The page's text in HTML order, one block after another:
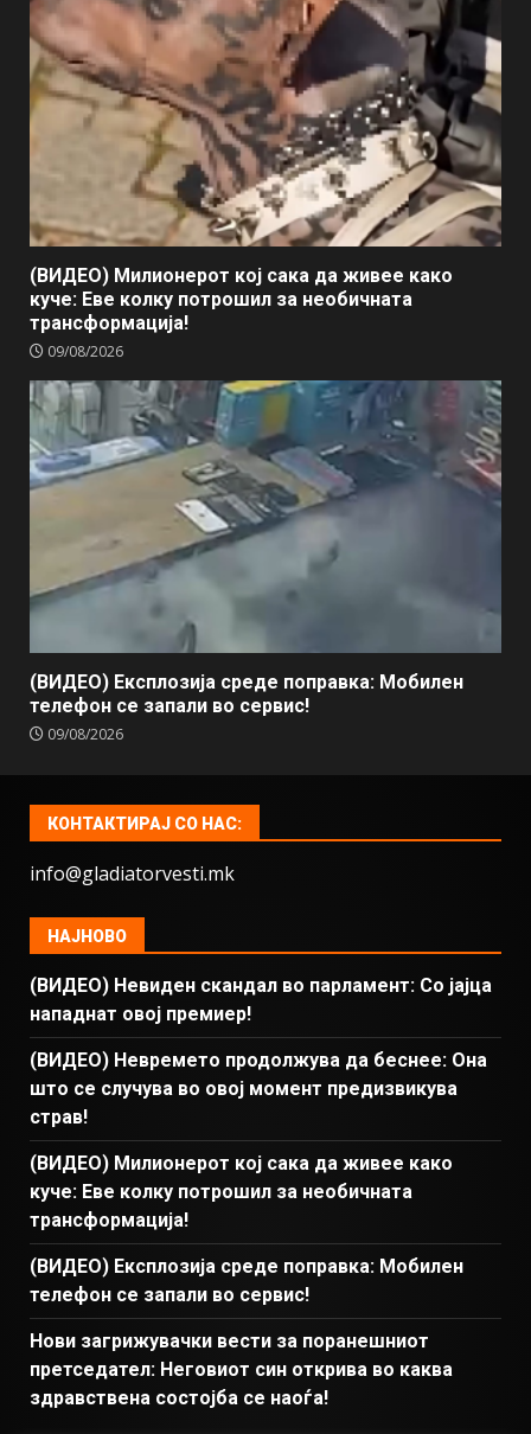
(ВИДЕО) Милионерот кој сака да живее како
куче: Еве колку потрошил за необичната
трансформација!
09/08/2026
(ВИДЕО) Експлозија среде поправка: Мобилен
телефон се запали во сервис!
09/08/2026
КОНТАКТИРАЈ СО НАС:
info@gladiatorvesti.mk
НАЈНОВО
(ВИДЕО) Невиден скандал во парламент: Со јајца
нападнат овој премиер!
(ВИДЕО) Невремето продолжува да беснее: Она
што се случува во овој момент предизвикува
страв!
(ВИДЕО) Милионерот кој сака да живее како
куче: Еве колку потрошил за необичната
трансформација!
(ВИДЕО) Експлозија среде поправка: Мобилен
телефон се запали во сервис!
Нови загрижувачки вести за поранешниот
претседател: Неговиот син открива во каква
здравствена состојба се наоѓа!